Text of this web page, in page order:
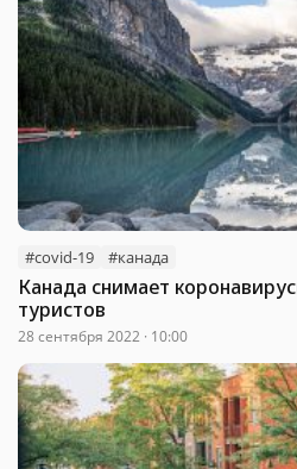
#covid-19 #канада
Канада снимает
туристов
28 сентября 2022 · 10:00